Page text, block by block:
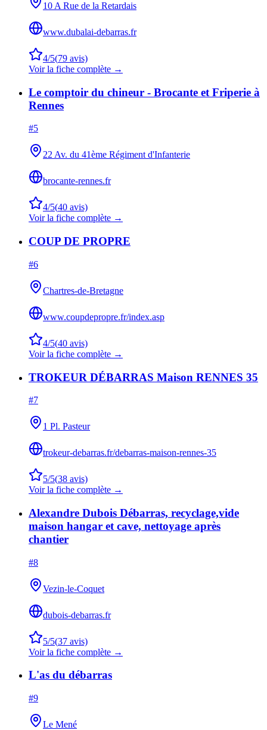
10 A Rue de la Retardais
www.dubalai-debarras.fr
4/5(79 avis)
Voir la fiche complète →
Le comptoir du chineur - Brocante et Friperie à
Rennes
#5
22 Av. du 41ème Régiment d'Infanterie
brocante-rennes.fr
4/5(40 avis)
Voir la fiche complète →
COUP DE PROPRE
#6
Chartres-de-Bretagne
www.coupdepropre.fr/index.asp
4/5(40 avis)
Voir la fiche complète →
TROKEUR DÉBARRAS Maison RENNES 35
#7
1 Pl. Pasteur
trokeur-debarras.fr/debarras-maison-rennes-35
5/5(38 avis)
Voir la fiche complète →
Alexandre Dubois Débarras, recyclage,vide
maison hangar et cave, nettoyage après
chantier
#8
Vezin-le-Coquet
dubois-debarras.fr
5/5(37 avis)
Voir la fiche complète →
L'as du débarras
#9
Le Mené